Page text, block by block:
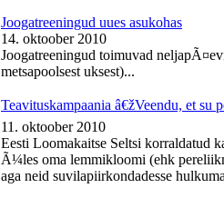
Joogatreeningud uues asukohas
14. oktoober 2010
Joogatreeningud toimuvad
metsapoolsest uksest)...
Teavituskampaania â€žVeendu, et su
11. oktoober 2010
Eesti Loomakaitse Seltsi korraldatud
Ã¼les oma lemmikloomi (ehk
aga neid suvilapiirkondadesse